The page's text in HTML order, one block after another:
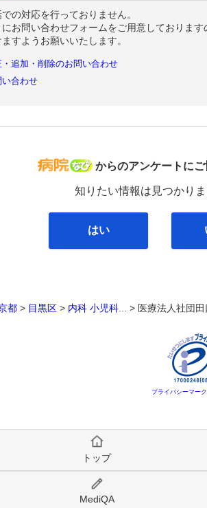
の対応を行っておりません。
お問い合わせフォームをご用意しておりま
すようお願いいたします。
追加・削除のお問い合わせ
い合わせ
病院なび
からのアンケートにご
知りたい情報は見つかり
はい
都 > 目黒区 > 内科 小児科 ... > 医療法人社団
プライバシーマー
トップ
MediQA